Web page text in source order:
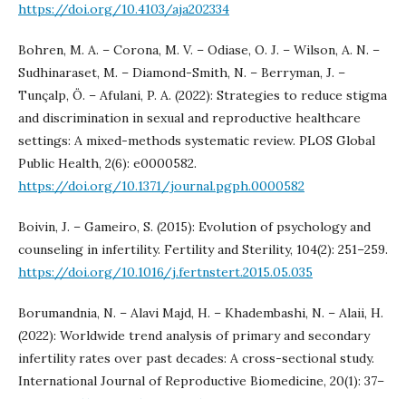
https://doi.org/10.4103/aja202334
Bohren, M. A. – Corona, M. V. – Odiase, O. J. – Wilson, A. N. –
Sudhinaraset, M. – Diamond-Smith, N. – Berryman, J. –
Tunçalp, Ö. – Afulani, P. A. (2022): Strategies to reduce stigma
and discrimination in sexual and reproductive healthcare
settings: A mixed-methods systematic review. PLOS Global
Public Health, 2(6): e0000582.
https://doi.org/10.1371/journal.pgph.0000582
Boivin, J. – Gameiro, S. (2015): Evolution of psychology and
counseling in infertility. Fertility and Sterility, 104(2): 251–259.
https://doi.org/10.1016/j.fertnstert.2015.05.035
Borumandnia, N. – Alavi Majd, H. – Khadembashi, N. – Alaii, H.
(2022): Worldwide trend analysis of primary and secondary
infertility rates over past decades: A cross-sectional study.
International Journal of Reproductive Biomedicine, 20(1): 37–